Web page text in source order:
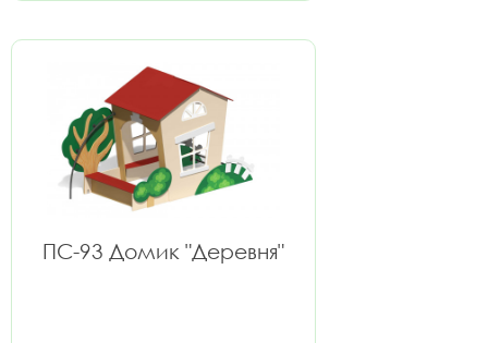
ПС-93 Домик "Деревня"